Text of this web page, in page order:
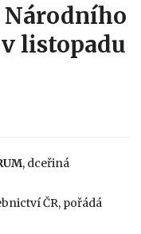
Národního
listopadu
, dceřiná
ČR, pořádá